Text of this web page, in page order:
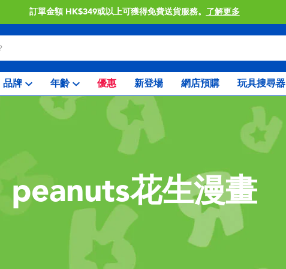
訂單金額 HK$349或以上可獲得免費送貨服務。 了解更多
品牌 年齡 優惠 新登場 網店預購 玩具搜尋器
peanuts花生漫畫